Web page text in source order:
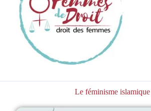
Le féminisme islamique